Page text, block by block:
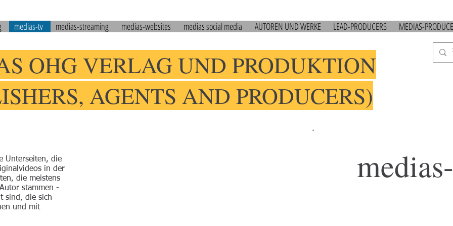
medias-tv medias-streaming medias-websites medias social media AUTOREN UND WERKE LEAD-PRODUCERS MEDIAS-
OHG VERLAG UND PRODUKTION
AGENTS AND PRODUCERS)
.
Unterseiten, die
in der
die meistens
stammen -
sind, die sich
und mit